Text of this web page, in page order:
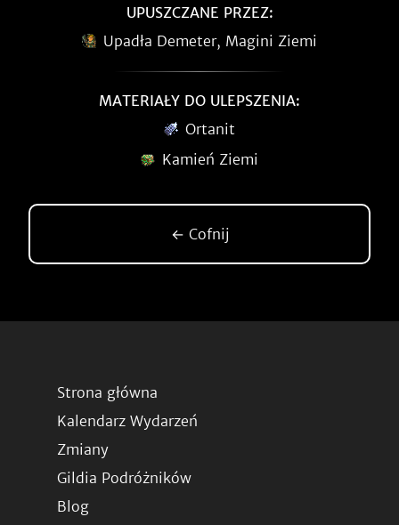
UPUSZCZANE PRZEZ:
Upadła Demeter, Magini Ziemi
MATERIAŁY DO ULEPSZENIA:
Ortanit
Kamień Ziemi
← Cofnij
Strona główna
Kalendarz Wydarzeń
Zmiany
Gildia Podróżników
Blog